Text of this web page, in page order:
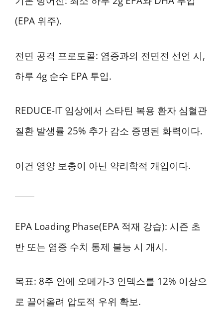
(EPA 위주).
전면 공격 프로토콜: 염증과의 전면전 선언 시,
하루 4g 순수 EPA 투입.
REDUCE-IT 임상에서 스타틴 복용 환자 심혈관
질환 발생률 25% 추가 감소 증명된 화력이다.
이건 영양 보충이 아닌 약리학적 개입이다.
EPA Loading Phase(EPA 적재 강습): 시즌 초
반 또는 염증 수치 통제 불능 시 개시.
목표: 8주 안에 오메가-3 인덱스를 12% 이상으
로 끌어올려 압도적 우위 확보.